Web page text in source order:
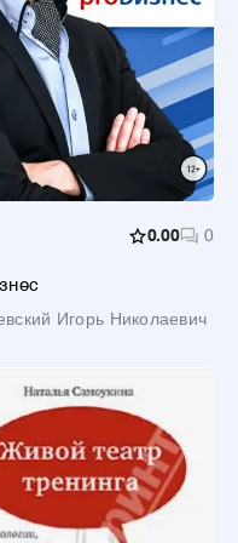
0.00 0
Игорь Николаевич